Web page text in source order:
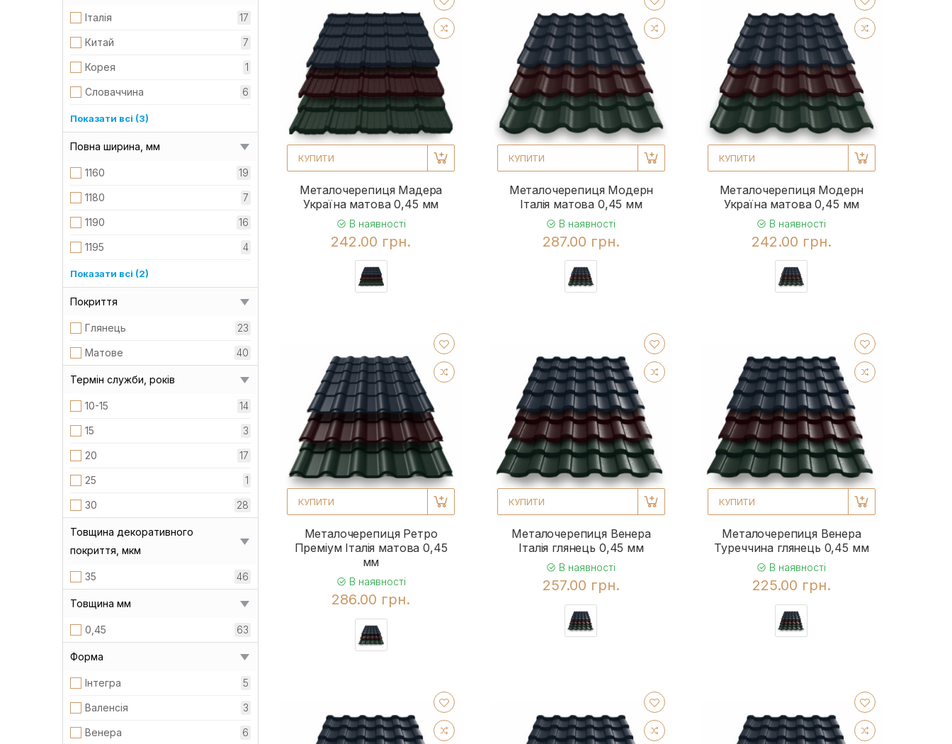
Італія 17
Китай 7
Корея 1
Словаччина 6
Туреччина
2
УкраЇна 19
Показати всі (3)
Повна ширина, мм
1160 19
1180 7
1190 16
1195 4
1200
8
Показати всі (2)
Покриття
Глянець 23
Матове 40
Термін служби, років
10-15 14
15 3
20 17
25 1
30 28
Товщина декоративного
покриття, мкм
35 46
Товщина мм
0,45 63
Форма
Інтегра 5
Валенсія 3
Венера 6
КУПИТИ
Металочерепиця Мадера
Україна матова 0,45 мм
В наявності
242.00 грн.
КУПИТИ
Металочерепиця Модерн
Італія матова 0,45 мм
В наявності
287.00 грн.
КУПИТИ
Металочерепиця Модерн
Україна матова 0,45 мм
В наявності
242.00 грн.
КУПИТИ
Металочерепиця Ретро
Преміум Італія матова 0,45
мм
В наявності
286.00 грн.
КУПИТИ
Металочерепиця Венера
Італія глянець 0,45 мм
В наявності
257.00 грн.
КУПИТИ
Металочерепиця Венера
Туреччина глянець 0,45 мм
В наявності
225.00 грн.